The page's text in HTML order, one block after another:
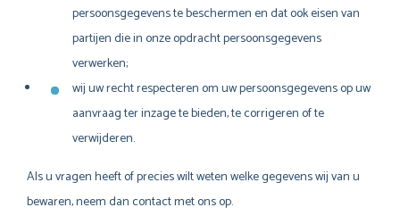
persoonsgegevens te beschermen en dat ook eisen van
partijen die in onze opdracht persoonsgegevens
verwerken;
wij uw recht respecteren om uw persoonsgegevens op uw
aanvraag ter inzage te bieden, te corrigeren of te
verwijderen.
Als u vragen heeft of precies wilt weten welke gegevens wij van u
bewaren, neem dan contact met ons op.